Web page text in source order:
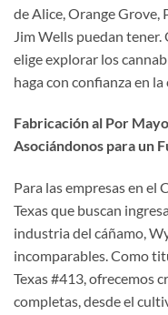
de Alice, Orange Grove,
Jim Wells puedan
elige explorar los
haga con confianza en
Fabricación al Por
Asociándonos para un
Para las empresas en el
Texas que buscan
industria del cáñamo,
incomparables. Como
Texas #413, ofrecemos
completas, desde el